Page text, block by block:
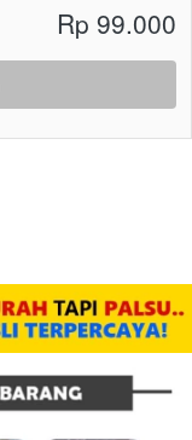
Rp 99.000